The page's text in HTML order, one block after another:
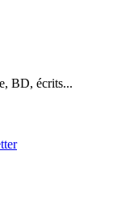
BD, écrits...